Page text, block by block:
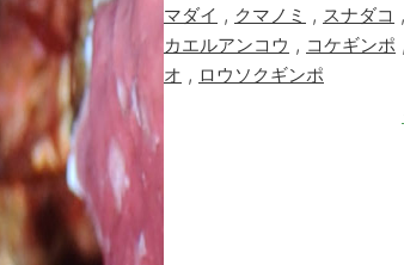
マダイ , クマノミ , スナダコ ,
カエルアンコウ , コケギンポ
オ , ロウソクギンポ